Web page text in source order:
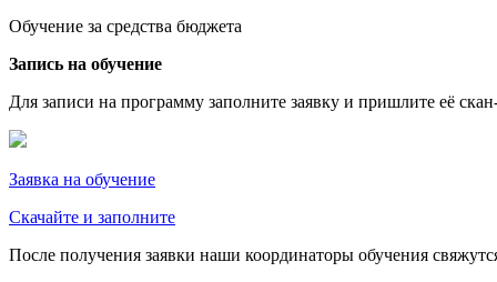
Обучение за средства бюджета
Запись на обучение
Для записи на программу заполните заявку и пришлите её
Заявка на обучение
Скачайте и заполните
После получения заявки наши координаторы обучения